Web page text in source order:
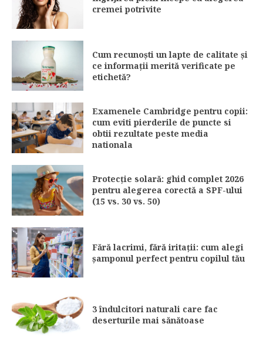
cremei potrivite
Cum recunoști un lapte de calitate și
ce informații merită verificate pe
etichetă?
Examenele Cambridge pentru copii:
cum eviti pierderile de puncte si
obtii rezultate peste media
nationala
Protecție solară: ghid complet 2026
pentru alegerea corectă a SPF-ului
(15 vs. 30 vs. 50)
Fără lacrimi, fără iritații: cum alegi
șamponul perfect pentru copilul tău
3 îndulcitori naturali care fac
deserturile mai sănătoase